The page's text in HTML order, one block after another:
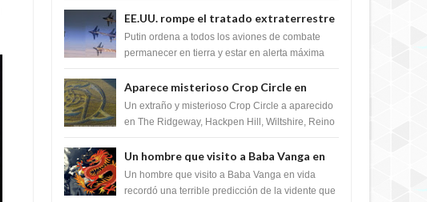
EE.UU. rompe el tratado extraterrestre
y se prepara para destruir el misterioso
satélite "Caballero Negro"
Putin ordena a todos los aviones de combate
permanecer en tierra y estar en alerta máxima
el ...
Aparece misterioso Crop Circle en
Reino Unido 23 de junio 2016
Un extraño y misterioso Crop Circle a aparecido
en The Ridgeway, Hackpen Hill, Wiltshire, Reino
Un hombre que visito a Baba Vanga en
vida recordó la terrible predicción de la
vidente para febrero de 2022.
Un hombre que visito a Baba Vanga en vida
recordó una terrible predicción de la vidente que